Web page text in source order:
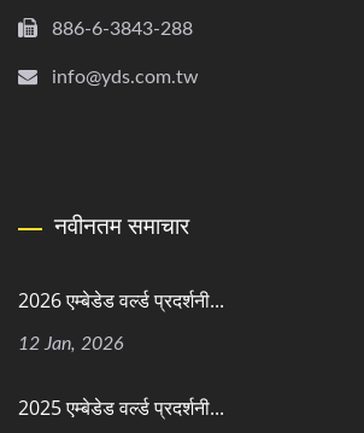
886-6-3843-288
info@yds.com.tw
नवीनतम समाचार
2026 एम्बेडेड वर्ल्ड प्रदर्शनी...
12 Jan, 2026
2025 एम्बेडेड वर्ल्ड प्रदर्शनी...